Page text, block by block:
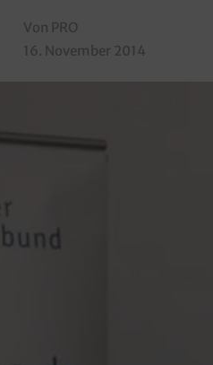
Von PRO
16. November 2014